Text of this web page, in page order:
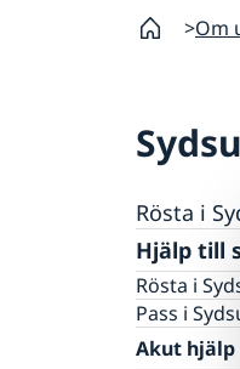
Om
Rösta i
Hjälp till
Rösta i
Pass i
Akut hjälp